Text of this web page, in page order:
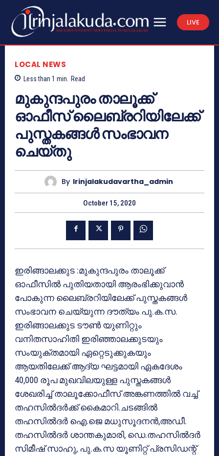
LIVE
LOCAL NEWS
Less than 1 min. Read
മുകുന്ദപുരം താലൂക്ക്
ഓഫീസ് ലൈബ്രറിയിലേക്ക്
പുസ്തകങ്ങൾ സംഭാവന
ചെയ്തു
By Irinjalakudavartha_admin
October 15, 2020
ഇരിങ്ങാലക്കുട :മുകുന്ദപുരം താലൂക്ക്
ഓഫീസിൽ പുതിയതായി ആരംഭിക്കുവാൻ
പോകുന്ന ലൈബ്രറിയിലേക്ക് പുസ്തകങ്ങൾ
സംഭാവന ചെയ്യുന്ന ദൗത്യം പു.ക.സ.
ഇരിങ്ങാലക്കുട ടൗൺ യുണിറ്റും
വനിതസാഹിതി ഇരിഞ്ഞാലക്കുടയും
സംയുക്തമായി ഏറ്റെടുക്കുകയും
ആയതിലേക്ക് ആദ്യ ഘട്ടമായി ഏകദേശം
40,000 രൂപ മുഖവിലയുള്ള പുസ്തകങ്ങൾ
ശേഖരിച്ച് താലൂക്കോഫീസ് അങ്കണത്തിൽ വച്ച്
തഹസിൽദർക്ക് കൈമാറി.ചടങ്ങിൽ
തഹസിൽദർ ഐ.ജെ മധുസൂദനൻ,അഡീ.
തഹസിൽദർ ശാന്തകുമാരി, ഡെ.തഹസിൽദർ
സിമീഷ് സാഹു, പു.ക.സ യൂണിറ്റ് പ്രസിഡന്റ്